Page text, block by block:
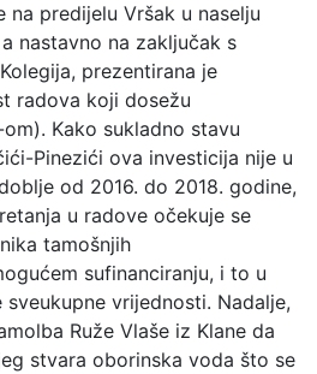
predijelu Vršak u naselju
nastavno na zaključak s
prezentirana je
radova koji dosežu
Kako sukladno stavu
Pinezići ova investicija nije u
od 2016. do 2018. godine,
u radove očekuje se
tamošnjih
sufinanciranju, i to u
vrijednosti. Nadalje,
Ruže Vlaše iz Klane da
stvara oborinska voda što se